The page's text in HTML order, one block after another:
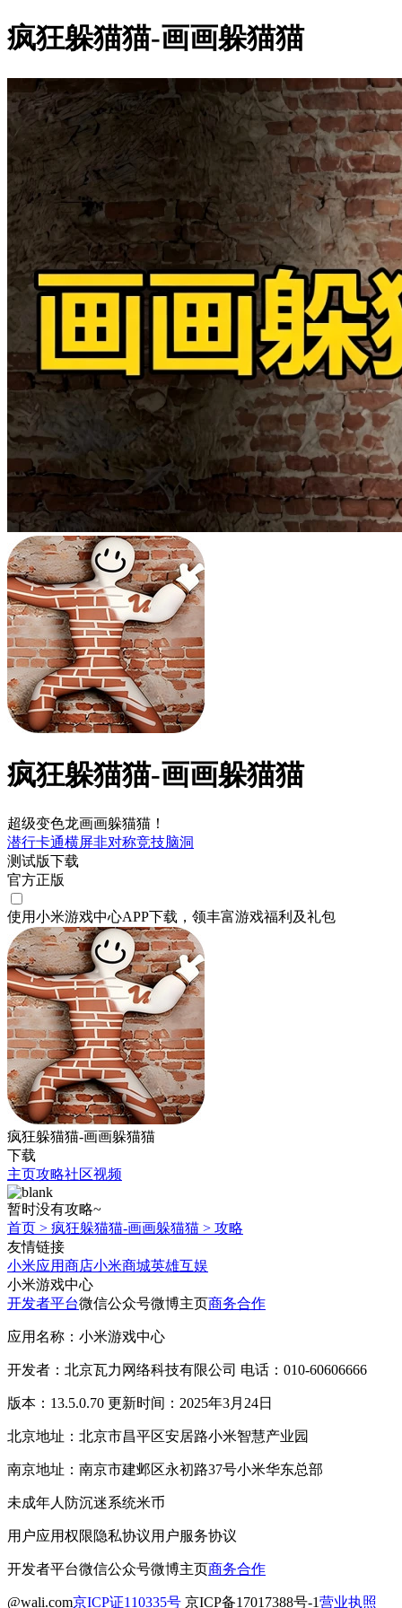
疯狂躲猫猫-画画躲猫猫
疯狂躲猫猫-画画躲猫猫
超级变色龙画画躲猫猫！
潜行卡通横屏非对称竞技脑洞
测试版下载
官方正版
使用小米游戏中心APP下载 ，领丰富游戏福利 及礼包
疯狂躲猫猫-画画躲猫猫
下载
主页攻略社区视频
暂时没有攻略~
首页 > 疯狂躲猫猫-画画躲猫猫 > 攻略
友情链接
小米应用商店小米商城英雄互娱
小米游戏中心
开发者平台微信公众号微博主页商务合作
应用名称：小米游戏中心
开发者：北京瓦力网络科技有限公司 电话：010-60606666
版本：13.5.0.70 更新时间：2025年3月24日
北京地址：北京市昌平区安居路小米智慧产业园
南京地址：南京市建邺区永初路37号小米华东总部
未成年人防沉迷系统米币
用户应用权限隐私协议用户服务协议
开发者平台微信公众号微博主页商务合作
@wali.com京ICP证110335号 京ICP备17017388号-1营业执照